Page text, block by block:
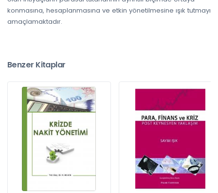
konmasına, hesaplanmasına ve etkin yönetilmesine ışık tutmayı
amaçlamaktadır.
Benzer Kitaplar